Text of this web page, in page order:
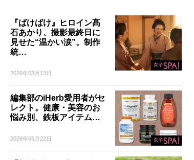
『ばけばけ』ヒロイン髙
石あかり、撮影最終日に
見せた“温かい涙”。制作
統…
2026年03月13日
編集部のiHerb愛用者がセ
レクト。健康・美容のお
悩み別、鉄板アイテム…
2026年06月22日